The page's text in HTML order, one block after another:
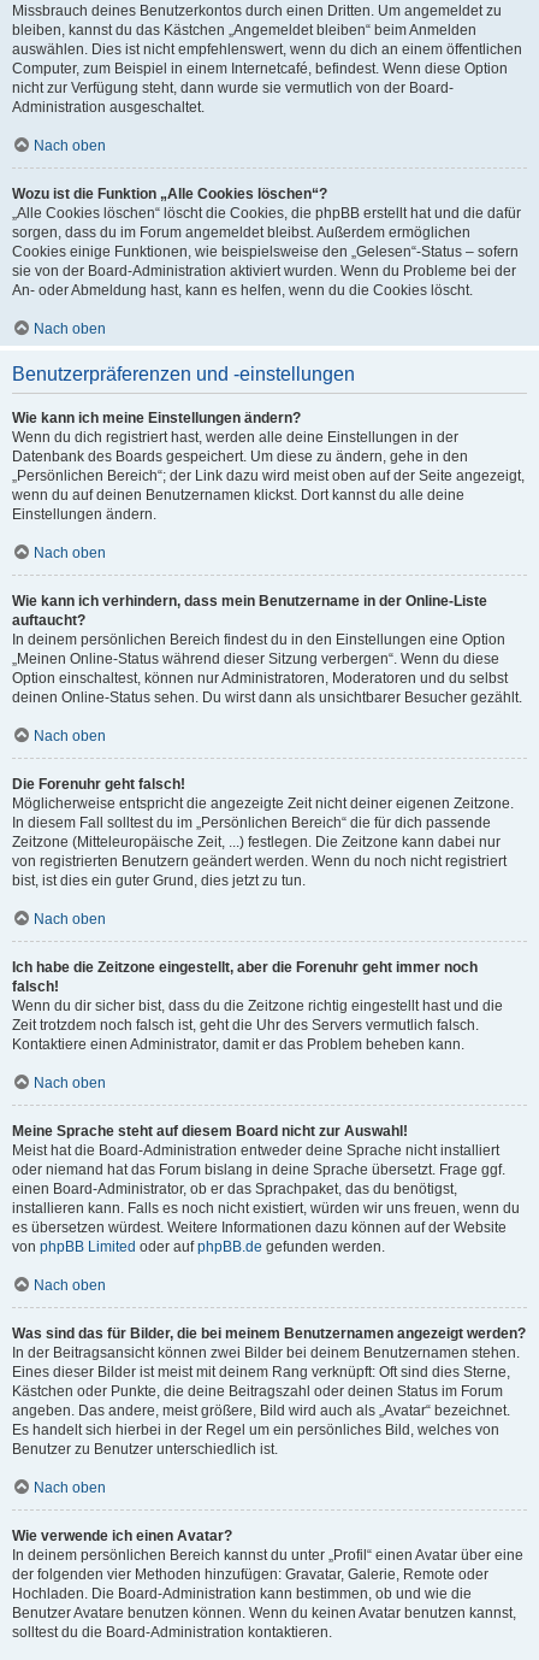
Missbrauch deines Benutzerkontos durch einen Dritten. Um angemeldet zu
bleiben, kannst du das Kästchen „Angemeldet bleiben“ beim Anmelden
auswählen. Dies ist nicht empfehlenswert, wenn du dich an einem öffentlichen
Computer, zum Beispiel in einem Internetcafé, befindest. Wenn diese Option
nicht zur Verfügung steht, dann wurde sie vermutlich von der Board-
Administration ausgeschaltet.
Nach oben
Wozu ist die Funktion „Alle Cookies löschen“?
„Alle Cookies löschen“ löscht die Cookies, die phpBB erstellt hat und die dafür
sorgen, dass du im Forum angemeldet bleibst. Außerdem ermöglichen
Cookies einige Funktionen, wie beispielsweise den „Gelesen“-Status – sofern
sie von der Board-Administration aktiviert wurden. Wenn du Probleme bei der
An- oder Abmeldung hast, kann es helfen, wenn du die Cookies löscht.
Nach oben
Benutzerpräferenzen und -einstellungen
Wie kann ich meine Einstellungen ändern?
Wenn du dich registriert hast, werden alle deine Einstellungen in der
Datenbank des Boards gespeichert. Um diese zu ändern, gehe in den
„Persönlichen Bereich“; der Link dazu wird meist oben auf der Seite angezeigt,
wenn du auf deinen Benutzernamen klickst. Dort kannst du alle deine
Einstellungen ändern.
Nach oben
Wie kann ich verhindern, dass mein Benutzername in der Online-Liste
auftaucht?
In deinem persönlichen Bereich findest du in den Einstellungen eine Option
„Meinen Online-Status während dieser Sitzung verbergen“. Wenn du diese
Option einschaltest, können nur Administratoren, Moderatoren und du selbst
deinen Online-Status sehen. Du wirst dann als unsichtbarer Besucher gezählt.
Nach oben
Die Forenuhr geht falsch!
Möglicherweise entspricht die angezeigte Zeit nicht deiner eigenen Zeitzone.
In diesem Fall solltest du im „Persönlichen Bereich“ die für dich passende
Zeitzone (Mitteleuropäische Zeit, ...) festlegen. Die Zeitzone kann dabei nur
von registrierten Benutzern geändert werden. Wenn du noch nicht registriert
bist, ist dies ein guter Grund, dies jetzt zu tun.
Nach oben
Ich habe die Zeitzone eingestellt, aber die Forenuhr geht immer noch
falsch!
Wenn du dir sicher bist, dass du die Zeitzone richtig eingestellt hast und die
Zeit trotzdem noch falsch ist, geht die Uhr des Servers vermutlich falsch.
Kontaktiere einen Administrator, damit er das Problem beheben kann.
Nach oben
Meine Sprache steht auf diesem Board nicht zur Auswahl!
Meist hat die Board-Administration entweder deine Sprache nicht installiert
oder niemand hat das Forum bislang in deine Sprache übersetzt. Frage ggf.
einen Board-Administrator, ob er das Sprachpaket, das du benötigst,
installieren kann. Falls es noch nicht existiert, würden wir uns freuen, wenn du
es übersetzen würdest. Weitere Informationen dazu können auf der Website
von phpBB Limited oder aufphpBB.de gefunden werden.
Nach oben
Was sind das für Bilder, die bei meinem Benutzernamen angezeigt werden?
In der Beitragsansicht können zwei Bilder bei deinem Benutzernamen stehen.
Eines dieser Bilder ist meist mit deinem Rang verknüpft: Oft sind dies Sterne,
Kästchen oder Punkte, die deine Beitragszahl oder deinen Status im Forum
angeben. Das andere, meist größere, Bild wird auch als „Avatar“ bezeichnet.
Es handelt sich hierbei in der Regel um ein persönliches Bild, welches von
Benutzer zu Benutzer unterschiedlich ist.
Nach oben
Wie verwende ich einen Avatar?
In deinem persönlichen Bereich kannst du unter „Profil“ einen Avatar über eine
der folgenden vier Methoden hinzufügen: Gravatar, Galerie, Remote oder
Hochladen. Die Board-Administration kann bestimmen, ob und wie die
Benutzer Avatare benutzen können. Wenn du keinen Avatar benutzen kannst,
solltest du die Board-Administration kontaktieren.